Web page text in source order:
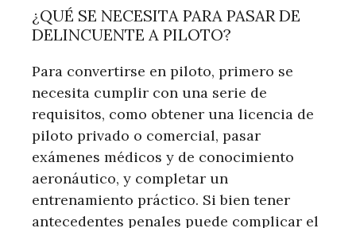
¿QUÉ SE NECESITA PARA PASAR DE
DELINCUENTE A PILOTO?
Para convertirse en piloto, primero se
necesita cumplir con una serie de
requisitos, como obtener una licencia de
piloto privado o comercial, pasar
exámenes médicos y de conocimiento
aeronáutico, y completar un
entrenamiento práctico. Si bien tener
antecedentes penales puede complicar el